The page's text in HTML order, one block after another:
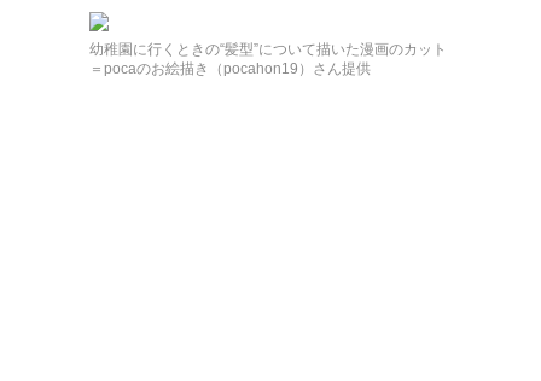
幼稚園に行くときの“髪型”について描いた漫画のカット
＝pocaのお絵描き（pocahon19）さん提供